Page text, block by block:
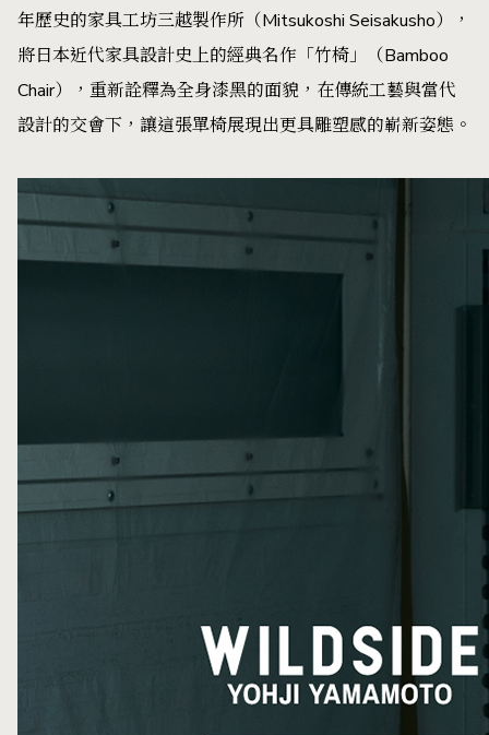
年歷史的家具工坊三越製作所（Mitsukoshi Seisakusho），
將日本近代家具設計史上的經典名作「竹椅」（Bamboo
Chair），重新詮釋為全身漆黑的面貌，在傳統工藝與當代
設計的交會下，讓這張單椅展現出更具雕塑感的嶄新姿態。